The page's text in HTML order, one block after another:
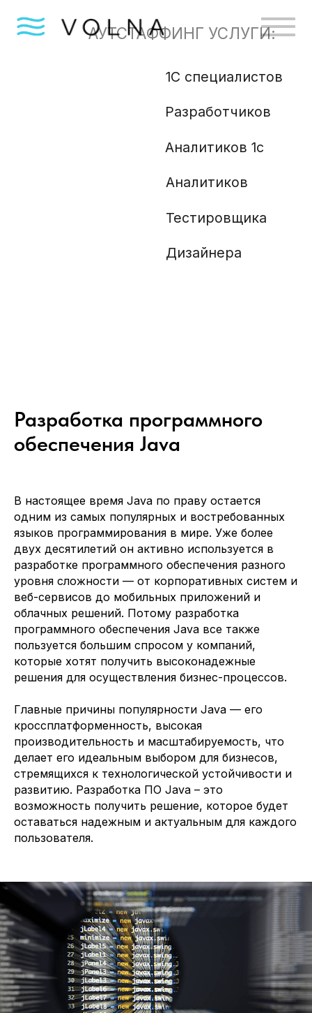
Разработчиков
Аналитиков 1с
Тестировщика
Дизайнера
АУТСТАФФИНГ УСЛУГИ:
Разработка программного
обеспечения Java
В настоящее время Java по праву остается
одним из самых популярных и востребованных
языков программирования в мире. Уже более
двух десятилетий он активно используется в
разработке программного обеспечения разного
уровня сложности — от корпоративных систем и
веб-сервисов до мобильных приложений и
облачных решений. Потому разработка
программного обеспечения Java все также
пользуется большим спросом у компаний,
которые хотят получить высоконадежные
решения для осуществления бизнес-процессов.
Главные причины популярности Java — его
кроссплатформенность, высокая
производительность и масштабируемость, что
делает его идеальным выбором для бизнесов,
стремящихся к технологической устойчивости и
развитию. Разработка ПО Java – это
возможность получить решение, которое будет
оставаться надежным и актуальным для каждого
пользователя.